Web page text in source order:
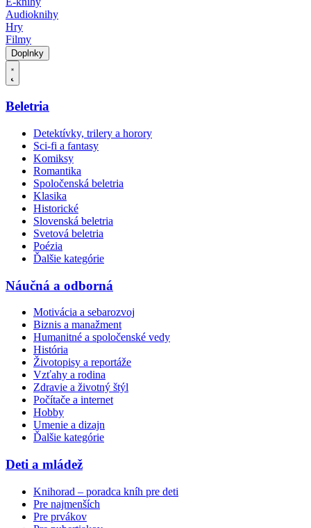
Audioknihy
Hry
Filmy
Doplnky
Beletria
Detektívky, trilery a horory
Sci-fi a fantasy
Komiksy
Romantika
Spoločenská beletria
Klasika
Historické
Slovenská beletria
Svetová beletria
Poézia
Ďalšie kategórie
Náučná a odborná
Motivácia a sebarozvoj
Biznis a manažment
Humanitné a spoločenské vedy
História
Životopisy a reportáže
Vzťahy a rodina
Zdravie a životný štýl
Počítače a internet
Hobby
Umenie a dizajn
Ďalšie kategórie
Deti a mládež
Knihorad – poradca kníh pre deti
Pre najmenších
Pre prvákov